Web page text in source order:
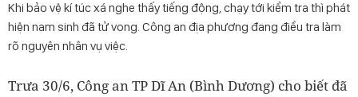
Khi bảo vệ kí túc xá nghe thấy tiếng động, chạy tới kiểm tra thì phát
hiện nam sinh đã tử vong. Công an địa phương đang điều tra làm
rõ nguyên nhân vụ việc.
Trưa 30/6, Công an TP Dĩ An (Bình Dương) cho biết đã